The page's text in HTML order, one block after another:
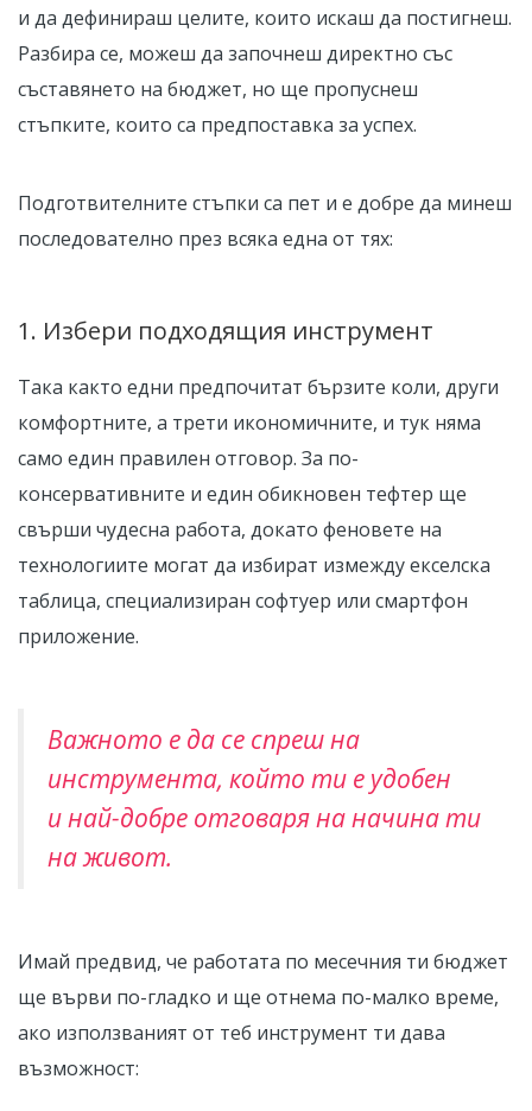
и да дефинираш целите, които искаш да постигнеш.
Разбира се, можеш да започнеш директно със
съставянето на бюджет, но ще пропуснеш
стъпките, които са предпоставка за успех.
Подготвителните стъпки са пет и е добре да минеш
последователно през всяка една от тях:
1. Избери подходящия инструмент
Така както едни предпочитат бързите коли, други
комфортните, а трети икономичните, и тук няма
само един правилен отговор. За по-
консервативните и един обикновен тефтер ще
свърши чудесна работа, докато феновете на
технологиите могат да избират измежду екселска
таблица, специализиран софтуер или смартфон
приложение.
Важното е да се спреш на
инструмента, който ти е удобен
и най-добре отговаря на начина ти
на живот.
Имай предвид, че работата по месечния ти бюджет
ще върви по-гладко и ще отнема по-малко време,
ако използваният от теб инструмент ти дава
възможност: